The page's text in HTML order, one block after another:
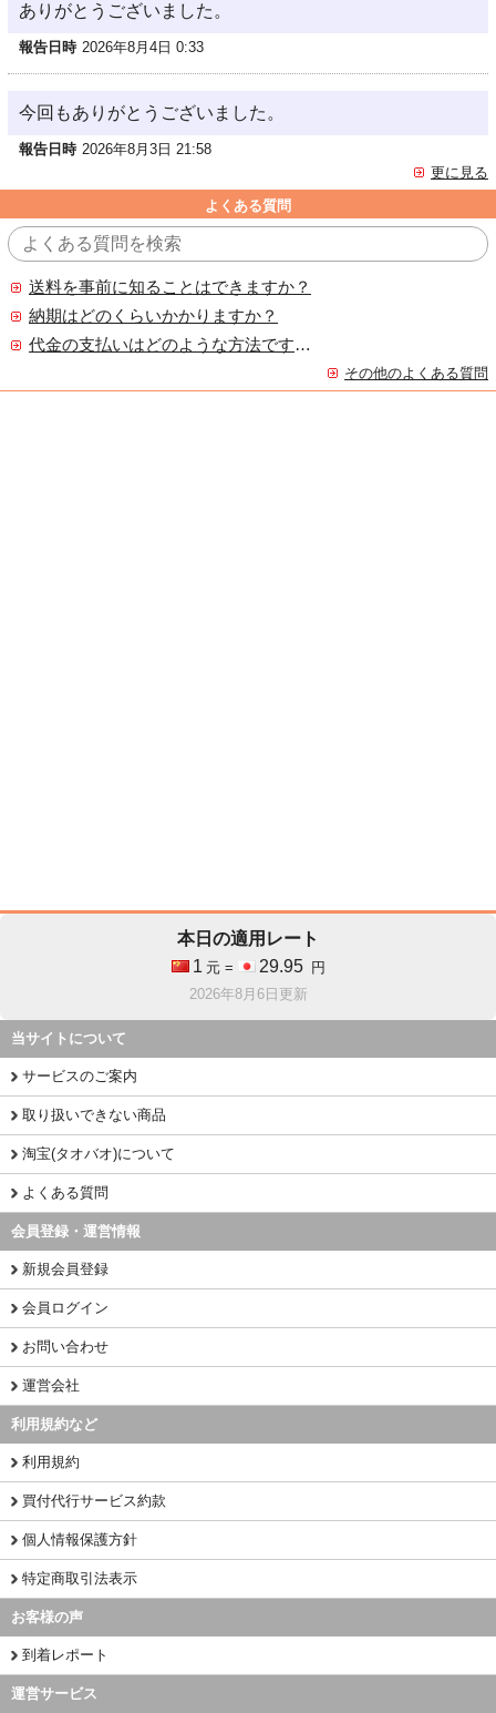
ありがとうございました。
報告日時 2026年8月4日 0:33
今回もありがとうございました。
報告日時 2026年8月3日 21:58
更に見る
よくある質問
送料を事前に知ることはできますか？
納期はどのくらいかかりますか？
代金の支払いはどのような方法ですか？
その他のよくある質問
本日の適用レート
1 元 = 29.95
円
2026年8月6日更新
当サイトについて
サービスのご案内
取り扱いできない商品
淘宝(タオバオ)について
よくある質問
会員登録・運営情報
新規会員登録
会員ログイン
お問い合わせ
運営会社
利用規約など
利用規約
買付代行サービス約款
個人情報保護方針
特定商取引法表示
お客様の声
到着レポート
運営サービス